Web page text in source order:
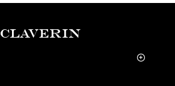
CLAVERIN